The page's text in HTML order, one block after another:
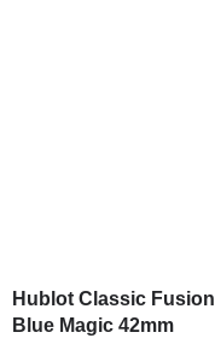
Hublot Classic Fusion
Blue Magic 42mm